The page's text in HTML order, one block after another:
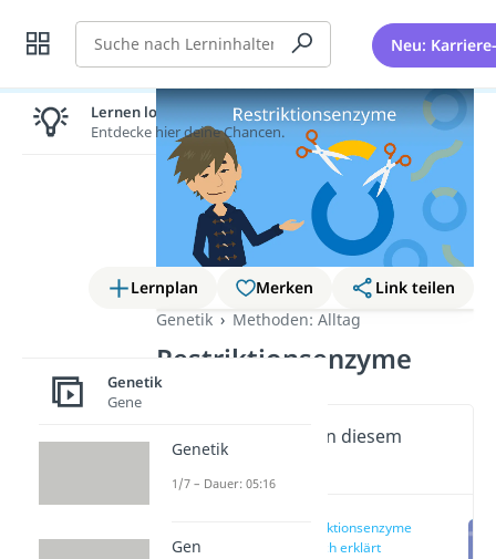
Suche Neu:
Lernplan Merken
Link teilen
Genetik
Methoden: Alltag
Restriktionsenzyme
Wichtige Inhalte in diesem
Video
Restriktionsenzyme
einfach erklärt
Lernen lohnt sich!
Entdecke hier deine Chancen.
Genetik
Gene
Genetik
1/7 – Dauer: 05:16
Gen